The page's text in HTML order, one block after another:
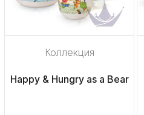
Коллекция
Happy & Hungry as a Bear